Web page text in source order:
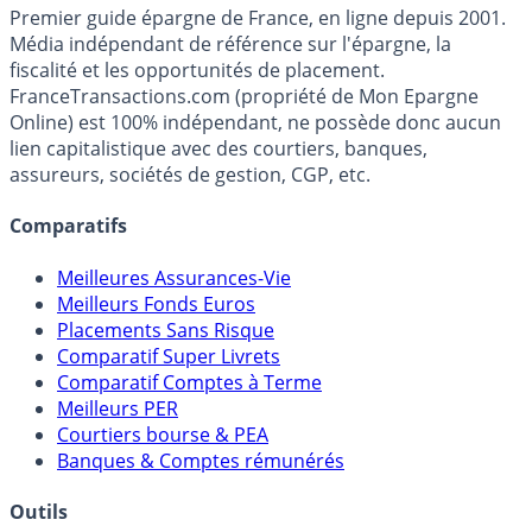
Premier guide épargne de France, en ligne depuis 2001.
Média indépendant de référence sur l'épargne, la
fiscalité et les opportunités de placement.
FranceTransactions.com (propriété de Mon Epargne
Online) est 100% indépendant, ne possède donc aucun
lien capitalistique avec des courtiers, banques,
assureurs, sociétés de gestion, CGP, etc.
Comparatifs
Meilleures Assurances-Vie
Meilleurs Fonds Euros
Placements Sans Risque
Comparatif Super Livrets
Comparatif Comptes à Terme
Meilleurs PER
Courtiers bourse & PEA
Banques & Comptes rémunérés
Outils